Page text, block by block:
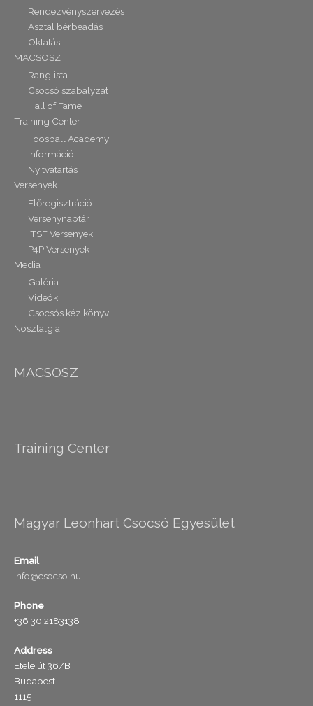
Rendezvényszervezés
Asztal bérbeadás
Oktatás
MACSOSZ
Ranglista
Csocsó szabályzat
Hall of Fame
Training Center
Foosball Academy
Információ
Nyitvatartás
Versenyek
Előregisztráció
Versenynaptár
ITSF Versenyek
P4P Versenyek
Media
Galéria
Videók
Csocsós kézikönyv
Nosztalgia
MACSOSZ
Training Center
Magyar Leonhart Csocsó Egyesület
Email
info@csocso.hu
Phone
+36 30 2183138
Address
Etele út 36/B
Budapest
1115